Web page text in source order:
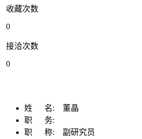
收藏次数
0
接洽次数
0
姓 名: 董晶
职 务:
职 称: 副研究员